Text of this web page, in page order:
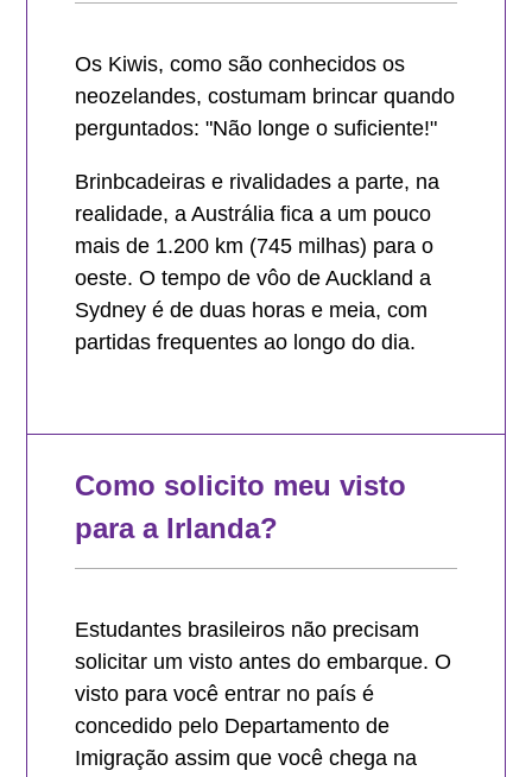
Os Kiwis, como são conhecidos os
neozelandes, costumam brincar quando
perguntados: "Não longe o suficiente!"
Brinbcadeiras e rivalidades a parte, na
realidade, a Austrália fica a um pouco
mais de 1.200 km (745 milhas) para o
oeste. O tempo de vôo de Auckland a
Sydney é de duas horas e meia, com
partidas frequentes ao longo do dia.
Como solicito meu visto
para a Irlanda?
Estudantes brasileiros não precisam
solicitar um visto antes do embarque. O
visto para você entrar no país é
concedido pelo Departamento de
Imigração assim que você chega na